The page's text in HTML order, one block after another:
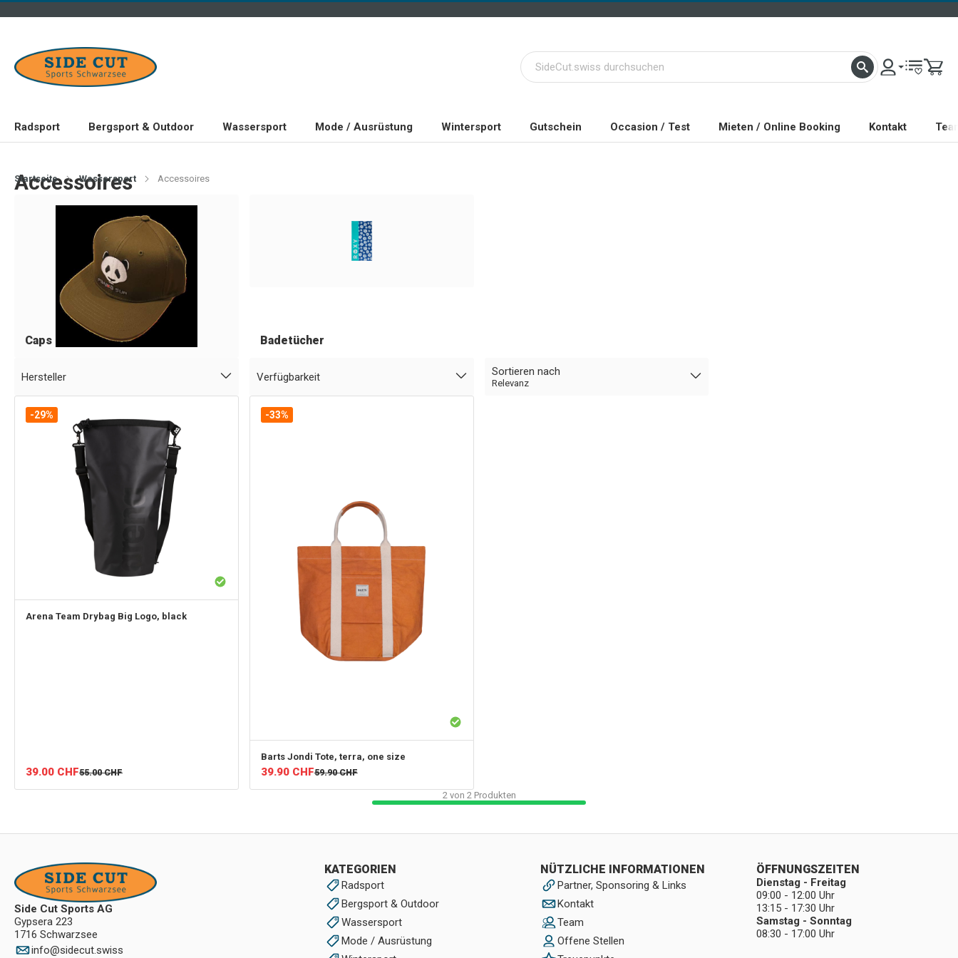
Radsport Bergsport & Outdoor Wassersport Mode / Ausrüstung Wintersport Gutschein Occasion / Test Mieten / Online Booking Kontakt
Startseite Wassersport Accessoires
Accessoires
Caps Badetücher
Hersteller Verfügbarkeit Sortieren nach
Relevanz
-29%
Arena Team Drybag Big Logo, black
39.00 CHF55.00 CHF
-33%
Barts Jondi Tote, terra, one size
39.90 CHF59.90 CHF
2von 2Produkten
Side Cut Sports AG
Gypsera 223
1716 Schwarzsee
info@sidecut.swiss
KATEGORIEN
Radsport
Bergsport & Outdoor
Wassersport
Mode / Ausrüstung
NÜTZLICHE INFORMATIONEN
Partner, Sponsoring & Links
Kontakt
Team
Offene Stellen
ÖFFNUNGSZEITEN
Dienstag - Freitag
09:00 - 12:00 Uhr
13:15 - 17:30 Uhr
Samstag - Sonntag
08:30 - 17:00 Uhr